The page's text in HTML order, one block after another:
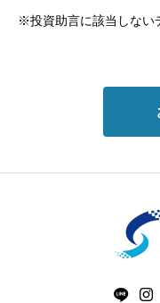
※投資助言に該当しない